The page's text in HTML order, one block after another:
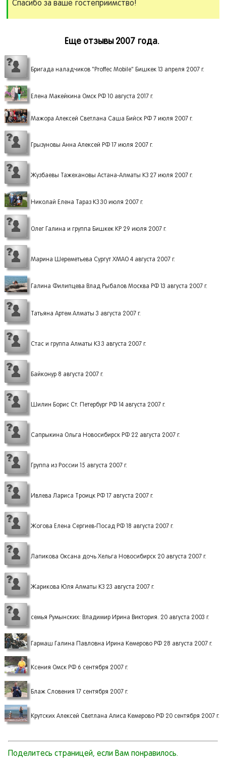
Спасибо за ваше гостеприимство!
Еще отзывы 2007 года.
Бригада наладчиков "Proffec Mobile" Бишкек 13 апреля 2007 г.
Елена Макейкина Омск РФ 10 августа 2017 г.
Мажора Алексей Светлана Саша Бийск РФ 7 июля 2007 г.
Грызуновы Анна Алексей РФ 17 июля 2007 г.
Жузбаевы Тажехановы Астана-Алматы КЗ 27 июля 2007 г.
Николай Елена Тараз КЗ 30 июля 2007 г.
Олег Галина и группа Бишкек КР 29 июля 2007 г.
Марина Шереметьева Сургут ХМАО 4 августа 2007 г.
Галина Филипцева Влад Рыбалов Москва РФ 13 августа 2007 г.
Татьяна Артем Алматы 3 августа 2007 г.
Стас и группа Алматы КЗ 3 августа 2007 г.
Байконур 8 августа 2007 г.
Шилин Борис Ст. Петербург РФ 14 августа 2007 г.
Сапрыкина Ольга Новосибирск РФ 22 августа 2007 г.
Группа из России 15 августа 2007 г.
Ивлева Лариса Троицк РФ 17 августа 2007 г.
Жогова Елена Сергиев-Посад РФ 18 августа 2007 г.
Лапикова Оксана дочь Хельга Новосибирск 20 августа 2007 г.
Жарикова Юля Алматы КЗ 23 августа 2007 г.
семья Румынских: Владимир Ирина Виктория. 20 августа 2003 г.
Гармаш Галина Павловна Ирина Кемерово РФ 28 августа 2007 г.
Ксения Омск РФ 6 сентября 2007 г.
Блаж Словения 17 сентября 2007 г.
Крутских Алексей Светлана Алиса Кемерово РФ 20 сентября 2007 г.
Поделитесь страницей, если Вам понравилось.